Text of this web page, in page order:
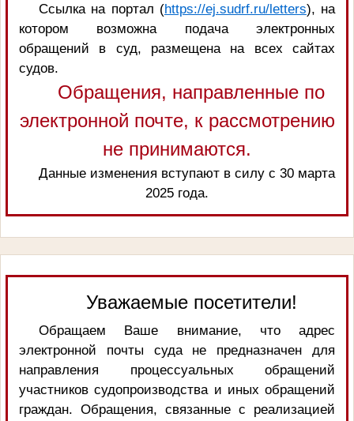
Ссылка на портал (https://ej.sudrf.ru/letters), на
котором возможна подача электронных
обращений в суд, размещена на всех сайтах
судов.
Обращения, направленные по
электронной почте, к рассмотрению
не принимаются.
Данные изменения вступают в силу с 30 марта
2025 года.
Уважаемые посетители!
Обращаем Ваше внимание, что адрес
электронной почты суда не предназначен для
направления процессуальных обращений
участников судопроизводства и иных обращений
граждан. Обращения, связанные с реализацией